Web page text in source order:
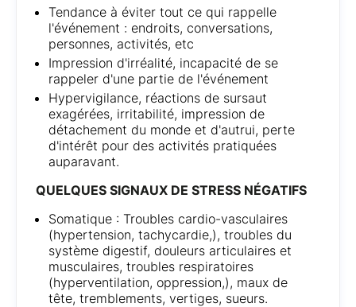
Tendance à éviter tout ce qui rappelle
l'événement : endroits, conversations,
personnes, activités, etc
Impression d'irréalité, incapacité de se
rappeler d'une partie de l'événement
Hypervigilance, réactions de sursaut
exagérées, irritabilité, impression de
détachement du monde et d'autrui, perte
d'intérêt pour des activités pratiquées
auparavant.
QUELQUES SIGNAUX DE STRESS NÉGATIFS
Somatique : Troubles cardio-vasculaires
(hypertension, tachycardie,), troubles du
système digestif, douleurs articulaires et
musculaires, troubles respiratoires
(hyperventilation, oppression,), maux de
tête, tremblements, vertiges, sueurs.